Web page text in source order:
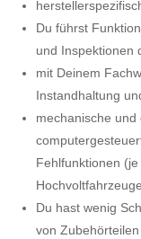
Du führst
und Inspektionen
mit Deinem
Instandhaltung
mechanische
Fehlfunktionen
Du hast wenig
von